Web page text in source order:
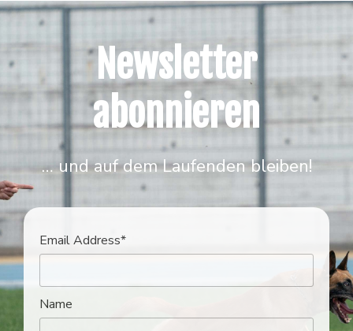
Newsletter
abonnieren
… und auf dem Laufenden bleiben!
Email Address*
Name